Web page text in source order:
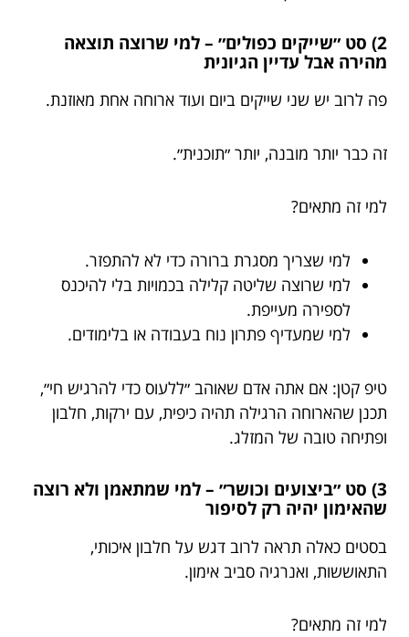
2) סט ״שייקים כפולים״ – למי שרוצה תוצאה
מהירה אבל עדיין הגיונית
פה לרוב יש שני שייקים ביום ועוד ארוחה אחת מאוזנת.
זה כבר יותר מובנה, יותר ״תוכנית״.
למי זה מתאים?
למי שצריך מסגרת ברורה כדי לא להתפזר.
למי שרוצה שליטה קלילה בכמויות בלי להיכנס
לספירה מעייפת.
למי שמעדיף פתרון נוח בעבודה או בלימודים.
טיפ קטן: אם אתה אדם שאוהב ״ללעוס כדי להרגיש חי״,
תכנן שהארוחה הרגילה תהיה כיפית, עם ירקות, חלבון
ופתיחה טובה של המזלג.
3) סט ״ביצועים וכושר״ – למי שמתאמן ולא רוצה
שהאימון יהיה רק לסיפור
בסטים כאלה תראה לרוב דגש על חלבון איכותי,
התאוששות, ואנרגיה סביב אימון.
למי זה מתאים?